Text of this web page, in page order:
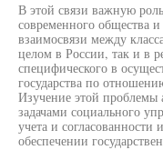
В этой связи важную
современного общества
взаимосвязи между
целом в России, так и в
специфического в
государства по
Изучение этой проблемы
задачами социального
учета и
обеспечении